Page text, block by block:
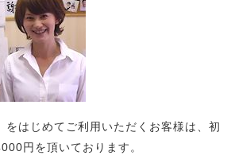
をはじめてご利用いただくお客様は、初
円を頂いております。